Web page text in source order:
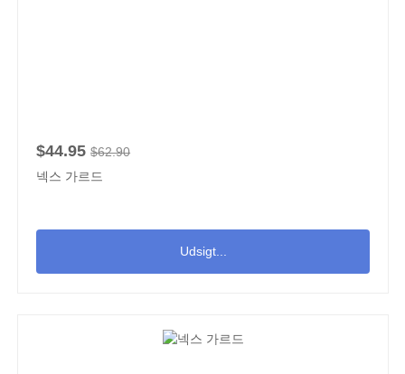
$44.95 $62.90
넥스 가르드
Udsigt...